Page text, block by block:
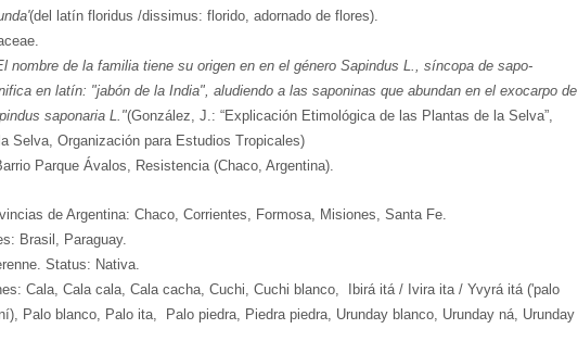
(del latín floridus /dissimus: florido, adornado de flores).
nombre de la familia tiene su origen en en el género Sapindus L., síncopa de sapo-
en latín: "jabón de la India", aludiendo a las saponinas que abundan en el exocarpo de
saponaria L."(González, J.: “Explicación Etimológica de las Plantas de la Selva”,
Selva, Organización para Estudios Tropicales)
Parque Ávalos, Resistencia (Chaco, Argentina).
de Argentina: Chaco, Corrientes, Formosa, Misiones, Santa Fe.
Brasil, Paraguay.
Status: Nativa.
Cala, Cala cala, Cala cacha, Cuchi, Cuchi blanco, Ibirá itá / Ivira ita / Yvyrá itá ('palo
Palo blanco, Palo ita, Palo piedra, Piedra piedra, Urunday blanco, Urunday ná, Urunday